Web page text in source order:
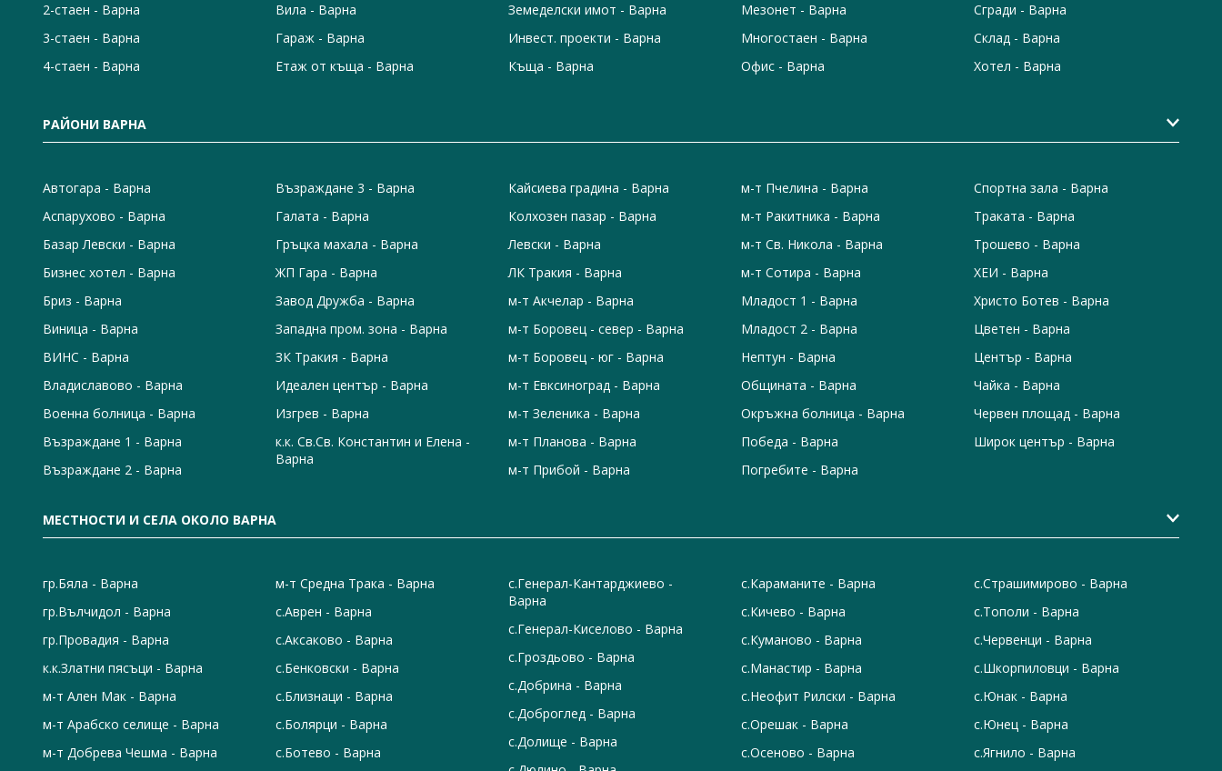
2-стаен - Варна
3-стаен - Варна
4-стаен - Варна
Вила - Варна
Гараж - Варна
Етаж от къща - Варна
Земеделски имот - Варна
Инвест. проекти - Варна
Къща - Варна
Мезонет - Варна
Многостаен - Варна
Офис - Варна
Сгради - Варна
Склад - Варна
Хотел - Варна
РАЙОНИ ВАРНА
Автогара - Варна
Аспарухово - Варна
Базар Левски - Варна
Бизнес хотел - Варна
Бриз - Варна
Виница - Варна
ВИНС - Варна
Владиславово - Варна
Военна болница - Варна
Възраждане 1 - Варна
Възраждане 2 - Варна
Възраждане 3 - Варна
Галата - Варна
Гръцка махала - Варна
ЖП Гара - Варна
Завод Дружба - Варна
Западна пром. зона - Варна
ЗК Тракия - Варна
Идеален център - Варна
Изгрев - Варна
к.к. Св.Св. Константин и Елена -
Варна
Кайсиева градина - Варна
Колхозен пазар - Варна
Левски - Варна
ЛК Тракия - Варна
м-т Акчелар - Варна
м-т Боровец - север - Варна
м-т Боровец - юг - Варна
м-т Евксиноград - Варна
м-т Зеленика - Варна
м-т Планова - Варна
м-т Прибой - Варна
м-т Пчелина - Варна
м-т Ракитника - Варна
м-т Св. Никола - Варна
м-т Сотира - Варна
Младост 1 - Варна
Младост 2 - Варна
Нептун - Варна
Общината - Варна
Окръжна болница - Варна
Победа - Варна
Погребите - Варна
Спортна зала - Варна
Траката - Варна
Трошево - Варна
ХЕИ - Варна
Христо Ботев - Варна
Цветен - Варна
Център - Варна
Чайка - Варна
Червен площад - Варна
Широк център - Варна
МЕСТНОСТИ И СЕЛА ОКОЛО ВАРНА
гр.Бяла - Варна
гр.Вълчидол - Варна
гр.Провадия - Варна
к.к.Златни пясъци - Варна
м-т Ален Мак - Варна
м-т Арабско селище - Варна
м-т Добрева Чешма - Варна
м-т Средна Трака - Варна
с.Аврен - Варна
с.Аксаково - Варна
с.Бенковски - Варна
с.Близнаци - Варна
с.Болярци - Варна
с.Ботево - Варна
с.Генерал-Кантарджиево -
Варна
с.Генерал-Киселово - Варна
с.Гроздьово - Варна
с.Добрина - Варна
с.Доброглед - Варна
с.Долище - Варна
с.Караманите - Варна
с.Кичево - Варна
с.Куманово - Варна
с.Манастир - Варна
с.Неофит Рилски - Варна
с.Орешак - Варна
с.Осеново - Варна
с.Страшимирово - Варна
с.Тополи - Варна
с.Червенци - Варна
с.Шкорпиловци - Варна
с.Юнак - Варна
с.Юнец - Варна
с.Ягнило - Варна